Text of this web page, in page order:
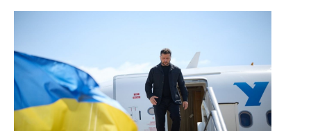
"ЛНР"
Оккупация Крыма
Новости Крыма
Донбасс
Армия Украины
Стиль Диалога
Шоу-биз
Культура
Общество
Пресс-релизы Авторское